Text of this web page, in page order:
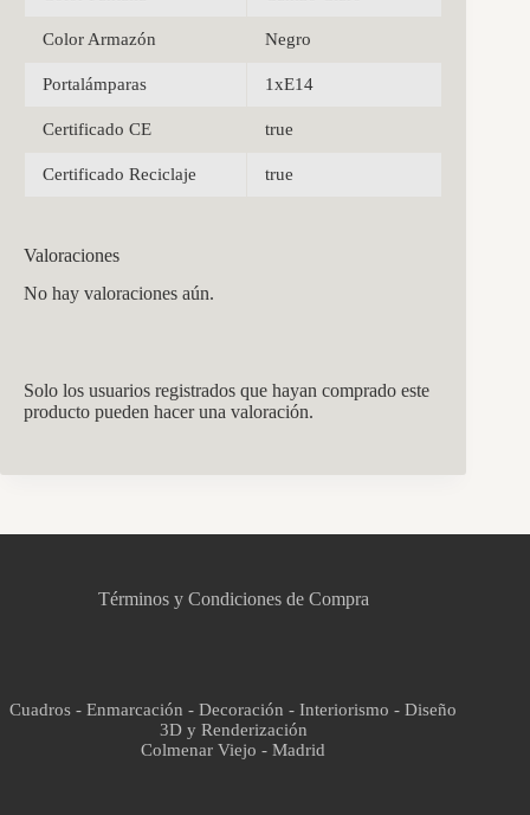
Color Armazón Negro
Portalámparas 1xE14
Certificado CE true
Certificado Reciclaje true
Valoraciones
No hay valoraciones aún.
Solo los usuarios registrados que hayan comprado este
producto pueden hacer una valoración.
Términos y Condiciones de Compra
Cuadros - Enmarcación - Decoración - Interiorismo - Diseño
3D y Renderización
Colmenar Viejo - Madrid
Asistente virtual · En línea